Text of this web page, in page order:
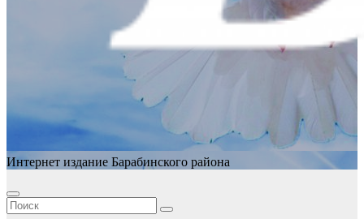
Интернет издание Барабинского района